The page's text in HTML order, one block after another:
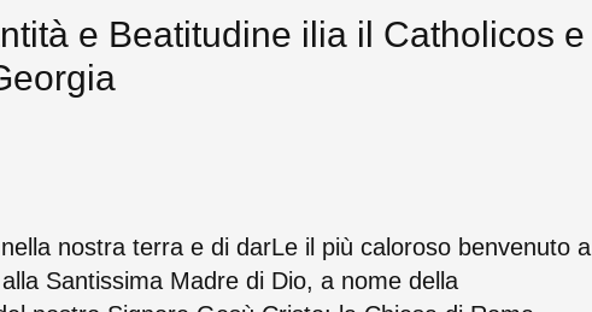
e Beatitudine ilia il Catholicos e
nostra terra e di darLe il più caloroso benvenuto a
Santissima Madre di Dio, a nome della